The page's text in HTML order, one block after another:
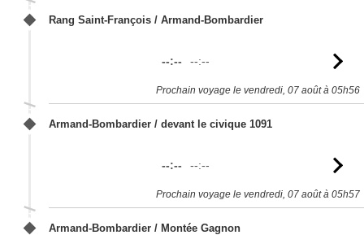
Rang Saint-François / Armand-Bombardier
--:-- --:--
Prochain voyage le vendredi, 07 août à 05h56
Armand-Bombardier / devant le civique 1091
--:-- --:--
Prochain voyage le vendredi, 07 août à 05h57
Armand-Bombardier / Montée Gagnon